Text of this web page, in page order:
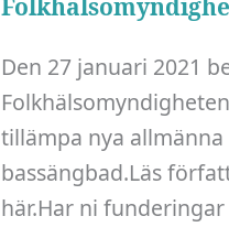
Den 27 januari 2021
tillämpa nya
bassängbad.Läs
här.Har ni